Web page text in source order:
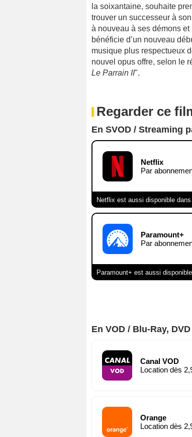
la soixantaine, souhaite
trouver un successeur à
à nouveau à ses démons
bénéficie d’un nouveau
musique plus respectueux
nouvel opus offre, selon le
Le Parrain II".
Regarder ce
En SVOD / Streaming
Netflix
Par
Netflix est aussi disponible
Paramount+
Par
Paramount+ est aussi
En VOD / Blu-Ray, DVD
Canal VOD
Location dès
Orange
Location dès